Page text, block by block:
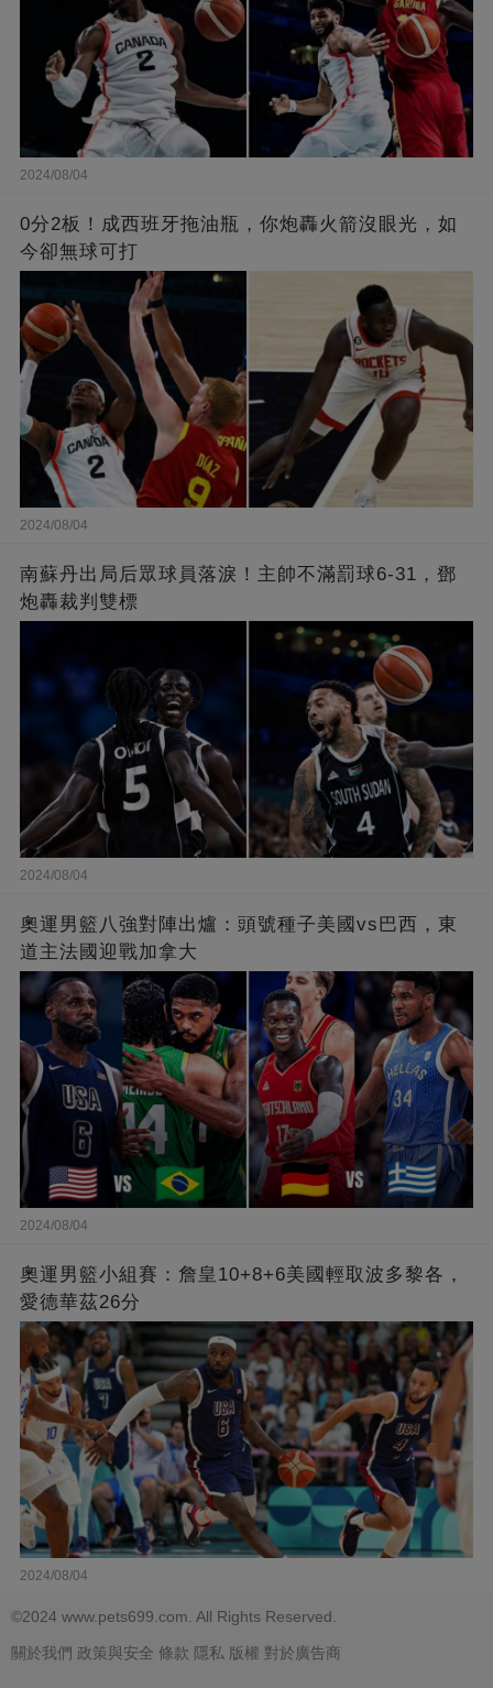
2024/08/04
0分2板！成西班牙拖油瓶，你炮轟火箭沒眼光，如
今卻無球可打
2024/08/04
南蘇丹出局后眾球員落淚！主帥不滿罰球6-31，鄧
炮轟裁判雙標
2024/08/04
奧運男籃八強對陣出爐：頭號種子美國vs巴西，東
道主法國迎戰加拿大
2024/08/04
奧運男籃小組賽：詹皇10+8+6美國輕取波多黎各，
愛德華茲26分
2024/08/04
©2024 www.pets699.com. All Rights Reserved.
關於我們 政策與安全 條款 隱私 版權 對於廣告商